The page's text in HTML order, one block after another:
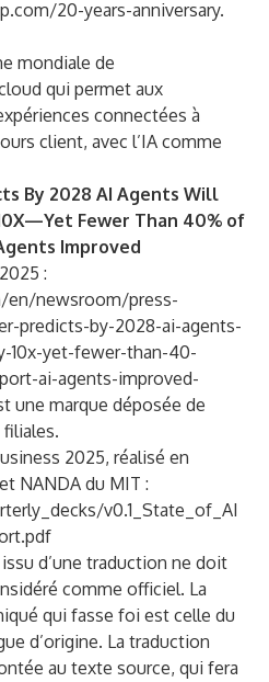
20-years-anniversary.
mondiale de
qui permet aux
connectées à
client, avec l’IA comme
By 2028 AI Agents Will
Fewer Than 40% of
Improved
:
en/newsroom/press-
predicts-by-2028-ai-agents-
10x-yet-fewer-than-40-
ai-agents-improved-
une marque déposée de
2025, réalisé en
NANDA du MIT :
v0.1_State_of_AI
d’une traduction ne doit
comme officiel. La
qui fasse foi est celle du
d’origine. La traduction
au texte source, qui fera